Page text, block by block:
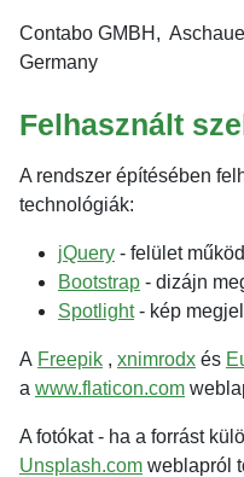
Contabo GMBH,
Germany
Felhasznált
A rendszer építésében
technológiák:
jQuery - felület
Bootstrap - dizájn
Spotlight- kép
A Freepik , xnimrodx és
a www.flaticon.com
A fotókat - ha a forrást
Unsplash.com weblapról